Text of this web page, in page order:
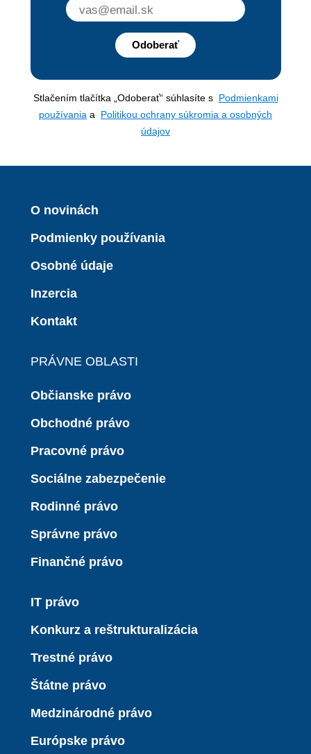
Odoberať
Stlačením tlačítka „Odoberať“ súhlasíte s Podmienkami
používania a Politikou ochrany súkromia a osobných
údajov
O novinách
Podmienky používania
Osobné údaje
Inzercia
Kontakt
PRÁVNE OBLASTI
Občianske právo
Obchodné právo
Pracovné právo
Sociálne zabezpečenie
Rodinné právo
Správne právo
Finančné právo
IT právo
Konkurz a reštrukturalizácia
Trestné právo
Štátne právo
Medzinárodné právo
Európske právo